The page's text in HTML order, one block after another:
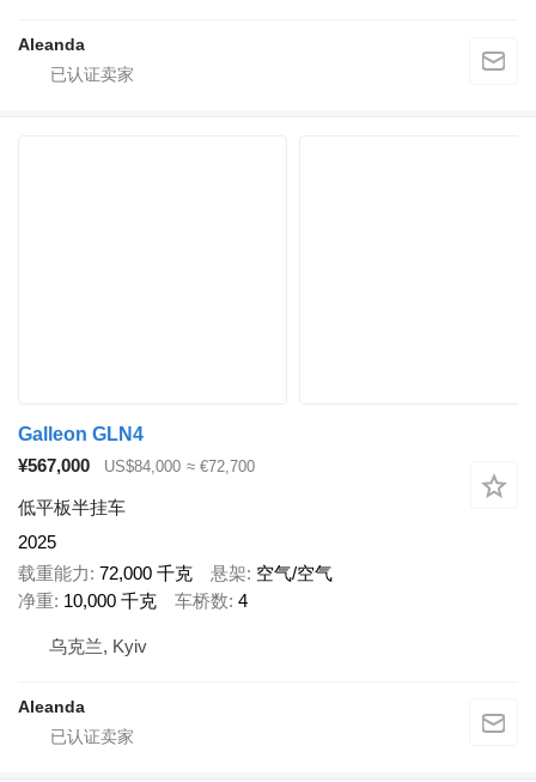
Aleanda
Galleon GLN4
¥567,000
US$84,000 ≈ €72,700
低平板半挂车
2025
载重能力 72,000 千克 悬架 空气/空气
净重 10,000 千克 车桥数 4
乌克兰, Kyiv
Aleanda